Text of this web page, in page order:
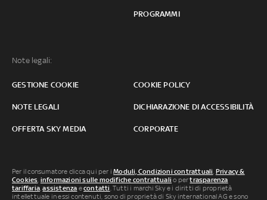
PROGRAMMI
Note legali:
GESTIONE COOKIE COOKIE POLICY
NOTE LEGALI DICHIARAZIONE DI ACCESSIBILITÀ
OFFERTA SKY MEDIA CORPORATE
Per il consumatore clicca qui per iModuli, Condizioni contrattuali Privacy &
Cookies informazioni sulle modifiche contrattuali o pertrasparenza
tariffaria ,assistenza econtatti . Tutti i marchi Sky e i diritti di proprietà
intellettuale in essi contenuti, sono di proprietà di Sky international AG e sono